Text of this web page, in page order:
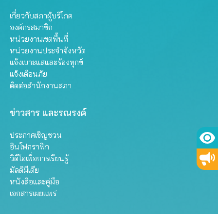
เกี่ยวกับสภาผู้บริโภค
องค์กรสมาชิก
หน่วยงานเขตพื้นที่
หน่วยงานประจำจังหวัด
แจ้งเบาะแสและร้องทุกข์
แจ้งเตือนภัย
ติดต่อสำนักงานสภา
ข่าวสาร และรณรงค์
ประกาศเชิญชวน
อินโฟกราฟิก
วิดีโอเพื่อการเรียนรู้
มัลติมีเดีย
หนังสือและคู่มือ
เอกสารเผยแพร่